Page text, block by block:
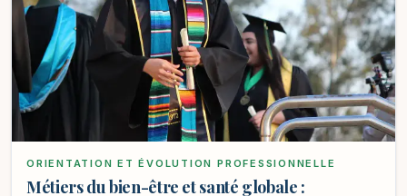
ORIENTATION ET ÉVOLUTION PROFESSIONNELLE
Métiers du bien-être et santé globale :